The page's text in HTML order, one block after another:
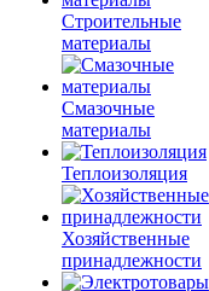
Строительные
материалы
Смазочные
материалы
Теплоизоляция
Хозяйственные
принадлежности